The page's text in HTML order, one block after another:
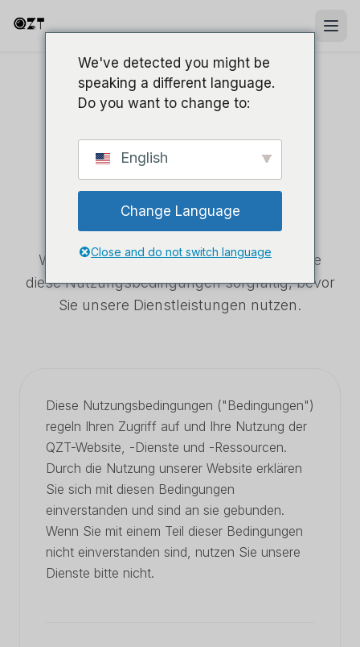
Bedingungen der
Dienstleistung
Willkommen bei QZT! Bitte überprüfen Sie
diese Nutzungsbedingungen sorgfältig, bevor
Sie unsere Dienstleistungen nutzen.
Diese Nutzungsbedingungen ("Bedingungen")
regeln Ihren Zugriff auf und Ihre Nutzung der
QZT-Website, -Dienste und -Ressourcen.
Durch die Nutzung unserer Website erklären
Sie sich mit diesen Bedingungen
einverstanden und sind an sie gebunden.
Wenn Sie mit einem Teil dieser Bedingungen
nicht einverstanden sind, nutzen Sie unsere
Dienste bitte nicht.
We've detected you might be
speaking a different language.
Do you want to change to:
English
Change Language
Close and do not switch language